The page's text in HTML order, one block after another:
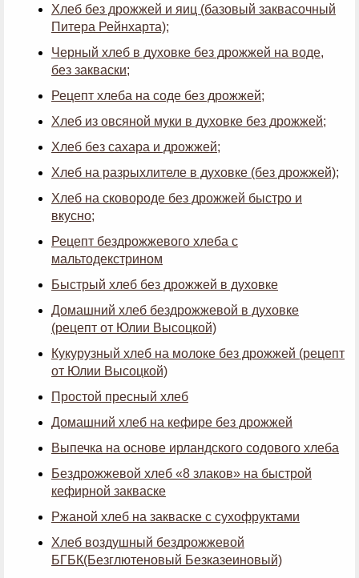
Хлеб без дрожжей и яиц (базовый заквасочный
Питера Рейнхарта);
Черный хлеб в духовке без дрожжей на воде,
без закваски;
Рецепт хлеба на соде без дрожжей;
Хлеб из овсяной муки в духовке без дрожжей;
Хлеб без сахара и дрожжей;
Хлеб на разрыхлителе в духовке (без дрожжей);
Хлеб на сковороде без дрожжей быстро и
вкусно;
Рецепт бездрожжевого хлеба с
мальтодекстрином
Быстрый хлеб без дрожжей в духовке
Домашний хлеб бездрожжевой в духовке
(рецепт от Юлии Высоцкой)
Кукурузный хлеб на молоке без дрожжей (рецепт
от Юлии Высоцкой)
Простой пресный хлеб
Домашний хлеб на кефире без дрожжей
Выпечка на основе ирландского содового хлеба
Бездрожжевой хлеб «8 злаков» на быстрой
кефирной закваске
Ржаной хлеб на закваске с сухофруктами
Хлеб воздушный бездрожжевой
БГБК(Безглютеновый Безказеиновый)